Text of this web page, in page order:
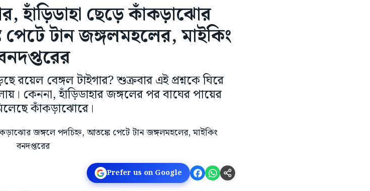
হাঁড়িডাহা ছেড়ে কাঁকড়াঝোর
টান জঙ্গলমহলের, মাইকিং
রয়েল বেঙ্গল টাইগার? শুক্রবার এই প্রশ্নকে ঘিরে
কেননা, হাঁড়িডাহার জঙ্গলের পর বাঘের পায়ের
কাঁকড়াঝোরে।
Prefer us on Google